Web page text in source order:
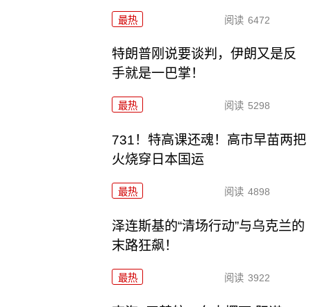
最热 阅读 6472
特朗普刚说要谈判，伊朗又是反
手就是一巴掌！
最热 阅读 5298
731！特高课还魂！高市早苗两把
火烧穿日本国运
最热 阅读 4898
泽连斯基的“清场行动”与乌克兰的
末路狂飙！
最热 阅读 3922